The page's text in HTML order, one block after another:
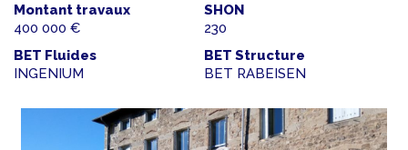
Montant travaux
400 000 €
SHON
230
BET Fluides
INGENIUM
BET Structure
BET RABEISEN